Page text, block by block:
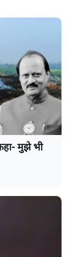
कहा- मुझे भी